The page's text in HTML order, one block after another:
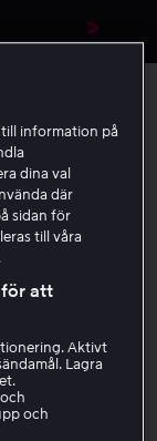
Home
av
via
Besök
för
information på
dina val
där
sidan för
till våra
för att
Aktivt
Lagra
och